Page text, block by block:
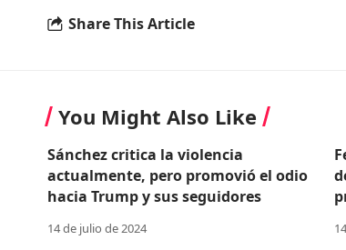
Share This Article
You Might Also Like
Sánchez critica la violencia
actualmente, pero promovió el odio
hacia Trump y sus seguidores
14 de julio de 2024